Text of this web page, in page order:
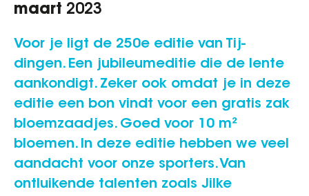
maart 2023
Voor je ligt de 250e editie van Tij-
dingen. Een jubileumeditie die de lente
aankondigt. Zeker ook omdat je in deze
editie een bon vindt voor een gratis zak
bloemzaadjes. Goed voor 10 m²
bloemen. In deze editie hebben we veel
aandacht voor onze sporters. Van
ontluikende talenten zoals Jilke